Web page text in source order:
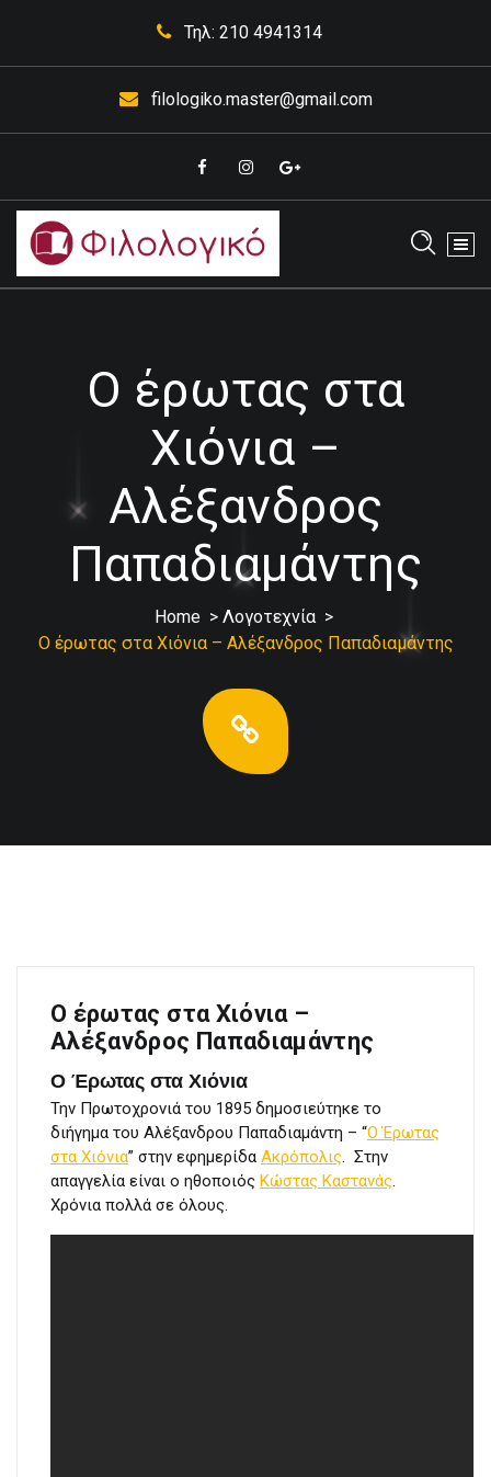
Τηλ: 210 4941314
filologiko.master@gmail.com
Έκθεσης Κορυδαλλός
Ο έρωτας στα
Χιόνια –
Αλέξανδρος
Παπαδιαμάντης
Home> Λογοτεχνία>
Ο έρωτας στα Χιόνια – Αλέξανδρος Παπαδιαμάντης
Ο έρωτας στα Χιόνια –
Αλέξανδρος Παπαδιαμάντης
Ο Έρωτας στα Χιόνια
Την Πρωτοχρονιά του 1895 δημοσιεύτηκε το
διήγημα του Αλέξανδρου Παπαδιαμάντη – “Ο Έρωτας
στα Χιόνια” στην εφημερίδα Ακρόπολις. Στην
απαγγελία είναι ο ηθοποιός Κώστας Καστανάς.
Χρόνια πολλά σε όλους.